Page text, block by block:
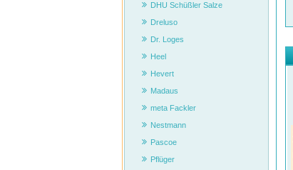
DHU Schüßler Salze
Dreluso
Dr. Loges
Heel
Hevert
Madaus
meta Fackler
Nestmann
Pascoe
Pflüger